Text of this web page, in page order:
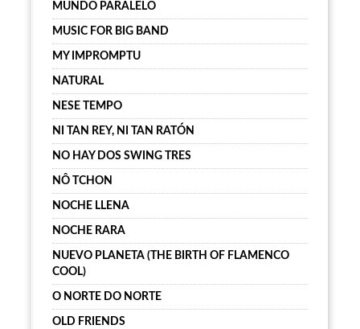
MUNDO PARALELO
MUSIC FOR BIG BAND
MY IMPROMPTU
NATURAL
NESE TEMPO
NI TAN REY, NI TAN RATÓN
NO HAY DOS SWING TRES
NÔ TCHON
NOCHE LLENA
NOCHE RARA
NUEVO PLANETA (THE BIRTH OF FLAMENCO
COOL)
O NORTE DO NORTE
OLD FRIENDS